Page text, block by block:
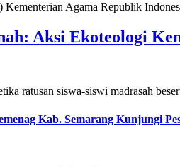
Agama Republik
Aksi Ekoteologi
ratusan siswa-siswi madrasah
Kab. Semarang Kunjungi